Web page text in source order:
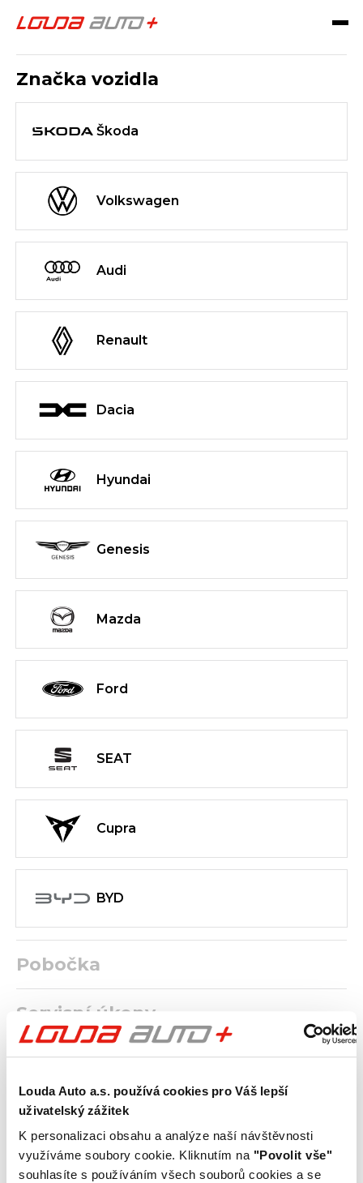
Louda Auto a.s. používá cookies pro Váš lepší
uživatelský zážitek
K personalizaci obsahu a analýze naší návštěvnosti
využíváme soubory cookie. Kliknutím na "Povolit vše"
souhlasíte s používáním všech souborů cookies a se
Objednat na servis
Značka vozidla
Škoda
Volkswagen
Audi
Renault
Dacia
Hyundai
Genesis
Mazda
Ford
SEAT
Cupra
BYD
Pobočka
Servisní úkony
Doplňkové služby
Vozidlo
Termín objednání